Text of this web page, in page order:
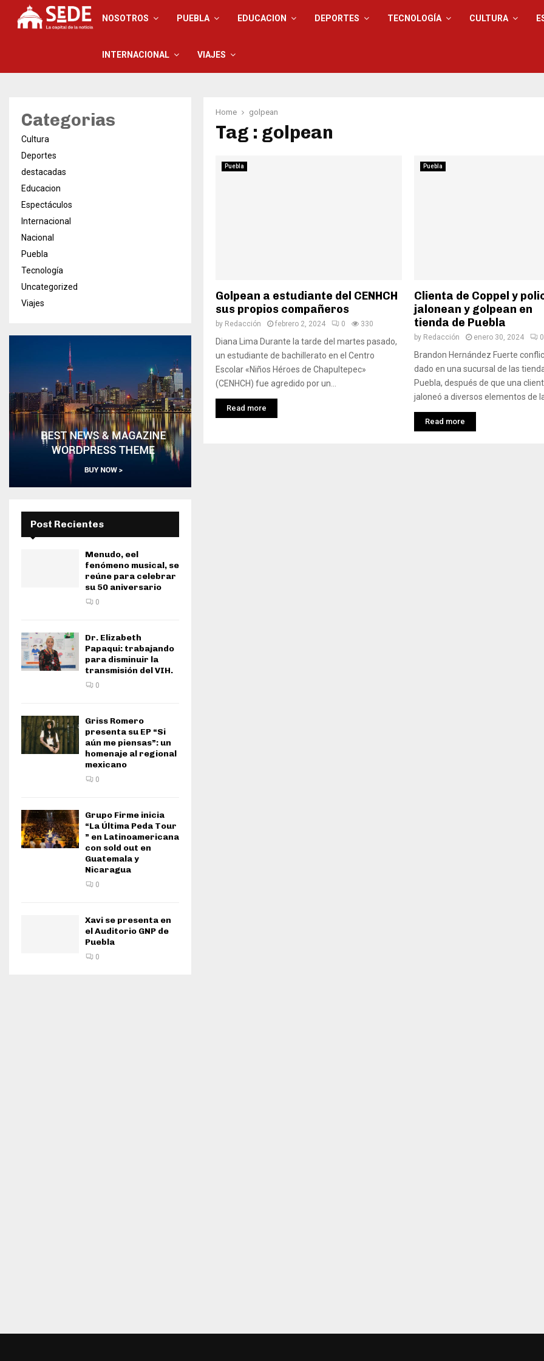
NOSOTROS PUEBLA EDUCACION DEPORTES TECNOLOGÍA CULTURA
INTERNACIONAL VIAJES
Home golpean
Tag : golpean
Puebla
Golpean a estudiante del CENHCH
sus propios compañeros
by Redacción febrero 2, 2024 0 330
Diana Lima Durante la tarde del martes pasado,
un estudiante de bachillerato en el Centro
Escolar «Niños Héroes de Chapultepec»
(CENHCH) fue agredido por un...
Read more
Puebla
Clienta de Coppel y
jalonean y golpean en
tienda de Puebla
by Redacción enero 30, 2024 0
Brandon Hernández Fuerte
dado en una sucursal de las
Puebla, después de que una
jaloneó a diversos elementos de
Read more
Categorias
Cultura
Deportes
destacadas
Educacion
Espectáculos
Internacional
Nacional
Puebla
Tecnología
Uncategorized
Viajes
Post Recientes
Menudo, eel
fenómeno musical, se
reúne para celebrar
su 50 aniversario
0
Dr. Elizabeth
Papaqui: trabajando
para disminuir la
transmisión del VIH.
0
Griss Romero
presenta su EP “Si
aún me piensas”: un
homenaje al regional
mexicano
0
Grupo Firme inicia
“La Última Peda Tour
” en Latinoamericana
con sold out en
Guatemala y
Nicaragua
0
Xavi se presenta en
el Auditorio GNP de
Puebla
0